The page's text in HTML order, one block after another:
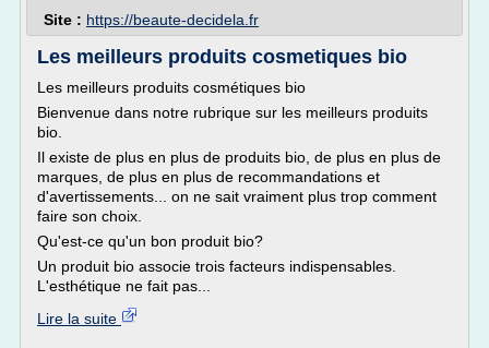
Site : https://beaute-decidela.fr
Les meilleurs produits cosmetiques bio
Les meilleurs produits cosmétiques bio
Bienvenue dans notre rubrique sur les meilleurs produits
bio.
Il existe de plus en plus de produits bio, de plus en plus de
marques, de plus en plus de recommandations et
d'avertissements... on ne sait vraiment plus trop comment
faire son choix.
Qu'est-ce qu'un bon produit bio?
Un produit bio associe trois facteurs indispensables.
L'esthétique ne fait pas...
Lire la suite